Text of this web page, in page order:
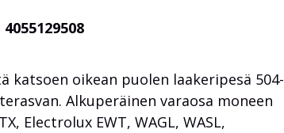
katsoen oikean puolen laakeripesä 504-
Alkuperäinen varaosa moneen
Electrolux EWT, WAGL, WASL,